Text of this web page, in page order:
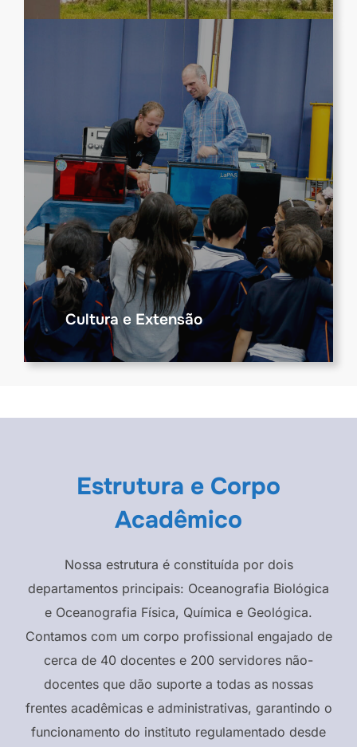
Cultura e Extensão
Estrutura e Corpo
Acadêmico
Nossa estrutura é constituída por dois
departamentos principais: Oceanografia Biológica
e Oceanografia Física, Química e Geológica.
Contamos com um corpo profissional engajado de
cerca de 40 docentes e 200 servidores não-
docentes que dão suporte a todas as nossas
frentes acadêmicas e administrativas, garantindo o
funcionamento do instituto regulamentado desde